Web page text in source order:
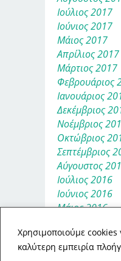
Xρησιμοποιούμε
καλύτερη εμπειρία
Ιούλιος 2017
Ιούνιος 2017
Μάιος 2017
Απρίλιος 2017
Μάρτιος 2017
Φεβρουάριος
Ιανουάριος
Δεκέμβριος
Νοέμβριος
Οκτώβριος
Σεπτέμβριος
Αύγουστος
Ιούλιος 2016
Ιούνιος 2016
Μάιος 2016
Μάρτιος 2016
Φεβρουάριος